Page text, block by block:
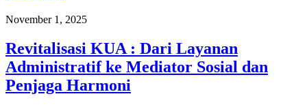
November 1, 2025
Revitalisasi KUA : Dari Layanan
Administratif ke Mediator Sosial dan
Penjaga Harmoni